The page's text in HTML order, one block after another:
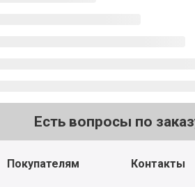
Есть вопросы по
Покупателям Контакты